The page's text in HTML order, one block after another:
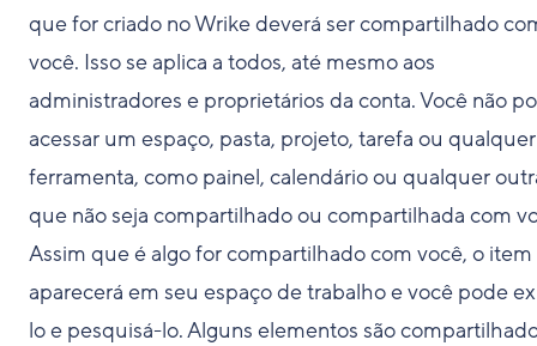
que for criado no Wrike deverá ser compartilhado
você. Isso se aplica a todos, até mesmo aos
administradores e proprietários da conta. Você não
acessar um espaço, pasta, projeto, tarefa ou qualquer
ferramenta, como painel, calendário ou qualquer
que não seja compartilhado ou compartilhada com
Assim que é algo for compartilhado com você, o item
aparecerá em seu espaço de trabalho e você pode
lo e pesquisá-lo. Alguns elementos são